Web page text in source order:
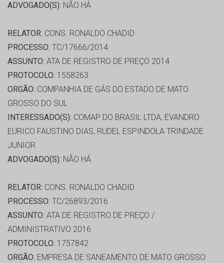
ADVOGADO(S): NÃO HÁ
RELATOR: CONS. RONALDO CHADID
PROCESSO: TC/17666/2014
ASSUNTO: ATA DE REGISTRO DE PREÇO 2014
PROTOCOLO: 1558263
ORGÃO: COMPANHIA DE GÁS DO ESTADO DE MATO
GROSSO DO SUL
INTERESSADO(S): COMAP DO BRASIL LTDA, EVANDRO
EURICO FAUSTINO DIAS, RUDEL ESPINDOLA TRINDADE
JUNIOR
ADVOGADO(S): NÃO HÁ
RELATOR: CONS. RONALDO CHADID
PROCESSO: TC/26893/2016
ASSUNTO: ATA DE REGISTRO DE PREÇO /
ADMINISTRATIVO 2016
PROTOCOLO: 1757842
ORGÃO: EMPRESA DE SANEAMENTO DE MATO GROSSO